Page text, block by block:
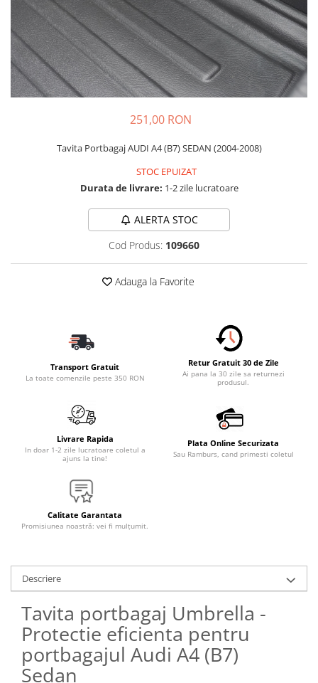
Accesorii Electronice Auto
Incarcatoare Auto
Accesorii pentru Roti si Anvelope
Husa Anvelope
251,00 RON
Tavita Portbagaj AUDI A4 (B7) SEDAN (2004-2008)
STOC EPUIZAT
Durata de livrare: 1-2 zile lucratoare
ALERTA STOC
Cod Produs: 109660
Adauga la Favorite
Transport Gratuit
La toate comenzile peste 350 RON
Retur Gratuit 30 de Zile
Ai pana la 30 zile sa returnezi
produsul.
Livrare Rapida
In doar 1-2 zile lucratoare coletul a
ajuns la tine!
Plata Online Securizata
Sau Ramburs, cand primesti coletul
Calitate Garantata
Promisiunea noastră: vei fi mulțumit.
Descriere
Tavita portbagaj Umbrella -
Protectie eficienta pentru
portbagajul Audi A4 (B7)
Sedan